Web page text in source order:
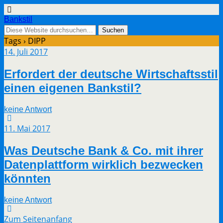
Bankstil
Tags › DIPP
14. Juli 2017
Erfor­dert der deut­sche Wirt­schafts­stil
einen eige­nen Bankstil?
keine Antwort
11. Mai 2017
Was Deut­sche Bank & Co. mit ihrer
Daten­platt­form wirk­lich bezwe­cken
könnten
keine Antwort
Zum Seitenanfang